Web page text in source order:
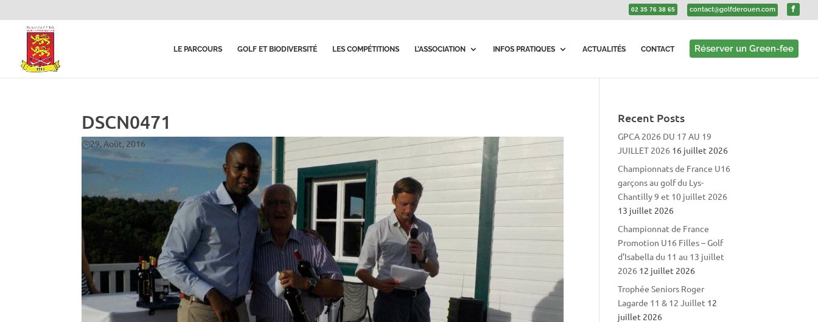
02 35 76 38 65 contact@golfderouen.com
LE PARCOURS GOLF ET BIODIVERSITÉ LES COMPÉTITIONS L’ASSOCIATION INFOS PRATIQUES ACTUALITÉS CONTACT Réserver un Green-fee
DSCN0471
29, Août, 2016
Recent Posts
GPCA 2026 DU 17 AU 19
JUILLET 2026 16 juillet 2026
Championnats de France U16
garçons au golf du Lys-
Chantilly 9 et 10 juillet 2026
13 juillet 2026
Championnat de France
Promotion U16 Filles – Golf
d’Isabella du 11 au 13 juillet
2026 12 juillet 2026
Trophée Seniors Roger
Lagarde 11 & 12 Juillet 12
juillet 2026